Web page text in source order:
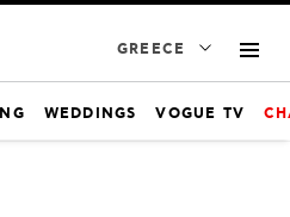
GREECE
WEDDINGS VOGUE TV